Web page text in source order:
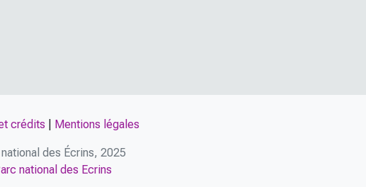
crédits Mentions légales
des Écrins, 2025
national des Ecrins